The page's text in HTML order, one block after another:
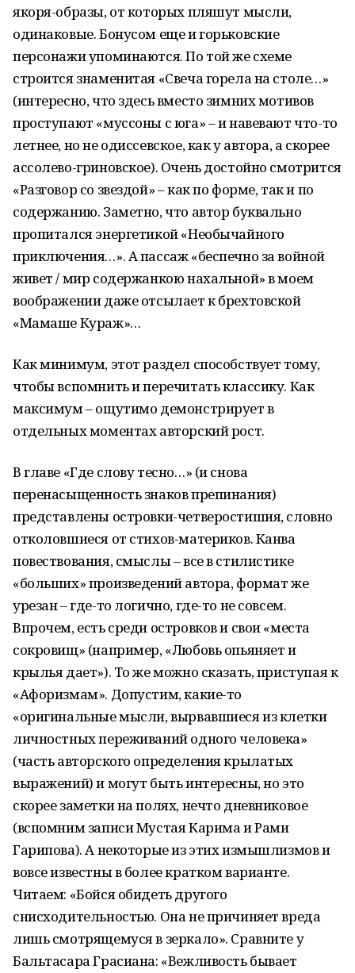
якоря-образы, от которых пляшут мысли,
одинаковые. Бонусом еще и горьковские
персонажи упоминаются. По той же схеме
строится знаменитая «Свеча горела на столе…»
(интересно, что здесь вместо зимних мотивов
проступают «муссоны с юга» – и навевают что-то
летнее, но не одиссевское, как у автора, а скорее
ассолево-гриновское). Очень достойно смотрится
«Разговор со звездой» – как по форме, так и по
содержанию. Заметно, что автор буквально
пропитался энергетикой «Необычайного
приключения…». А пассаж «беспечно за войной
живет / мир содержанкою нахальной» в моем
воображении даже отсылает к брехтовской
«Мамаше Кураж»…
Как минимум, этот раздел способствует тому,
чтобы вспомнить и перечитать классику. Как
максимум – ощутимо демонстрирует в
отдельных моментах авторский рост.
В главе «Где слову тесно…» (и снова
перенасыщенность знаков препинания)
представлены островки-четверостишия, словно
отколовшиеся от стихов-материков. Канва
повествования, смыслы – все в стилистике
«больших» произведений автора, формат же
урезан – где-то логично, где-то не совсем.
Впрочем, есть среди островков и свои «места
сокровищ» (например, «Любовь опьяняет и
крылья дает»). То же можно сказать, приступая к
«Афоризмам». Допустим, какие-то
«оригинальные мысли, вырвавшиеся из клетки
личностных переживаний одного человека»
(часть авторского определения крылатых
выражений) и могут быть интересны, но это
скорее заметки на полях, нечто дневниковое
(вспомним записи Мустая Карима и Рами
Гарипова). А некоторые из этих измышлизмов и
вовсе известны в более кратком варианте.
Читаем: «Бойся обидеть другого
снисходительностью. Она не причиняет вреда
лишь смотрящемуся в зеркало». Сравните у
Бальтасара Грасиана: «Вежливость бывает